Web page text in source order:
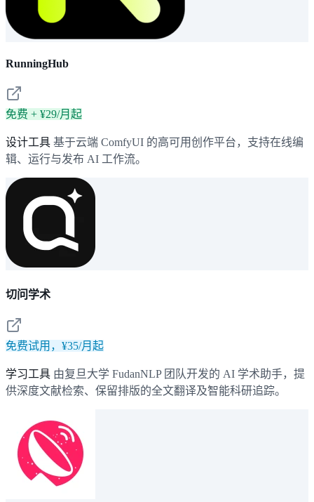
RunningHub
免费 + ¥29/月起
设计工具 基于云端 ComfyUI 的高可用创作平台，支持在线编
辑、运行与发布 AI 工作流。
切问学术
免费试用，¥35/月起
学习工具 由复旦大学 FudanNLP 团队开发的 AI 学术助手，提
供深度文献检索、保留排版的全文翻译及智能科研追踪。